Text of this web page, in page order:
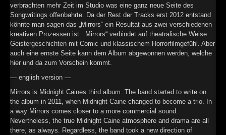
►
►
►
►
►
►
►
verbrachten mehr Zeit im Studio was eine ganz neue Seite des
Songwritings offenbahrte. Da der Rest der Tracks erst 2012 entstand
könnte man sagen das „Mirrors“ ein Resultat aus zwei verschiedenen
kreativen Prozessen ist. „Mirrors“ verbindet auf theatralische Weise
Geistergeschichten mit Comic und klassischem Horrorfilmgefühl. Aber
auch eine ernste Seite kann dem Album abgewonnen werden, welche
hier und da zum Vorschein kommt.
— english version —
Mirrors is Midnight Caines third album. The band started to write on
the album in 2011, when Midnight Caine changed to become a trio. In
a way Mirrors comes closer to a more commercial sound.
Nevertheless, the true Midnight Caine atmosphere and drama are all
there, as always. Regardless, the band took a new direction of